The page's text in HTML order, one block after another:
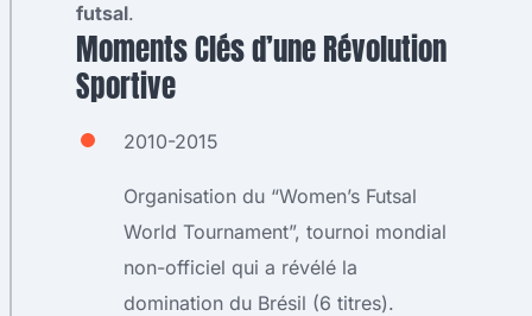
futsal.
Moments Clés d’une Révolution
Sportive
2010-2015
Organisation du “Women’s Futsal
World Tournament”, tournoi mondial
non-officiel qui a révélé la
domination du Brésil (6 titres).